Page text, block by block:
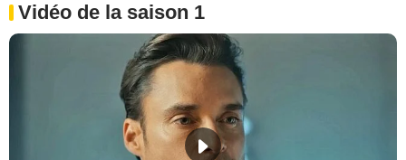
Vidéo de la saison 1